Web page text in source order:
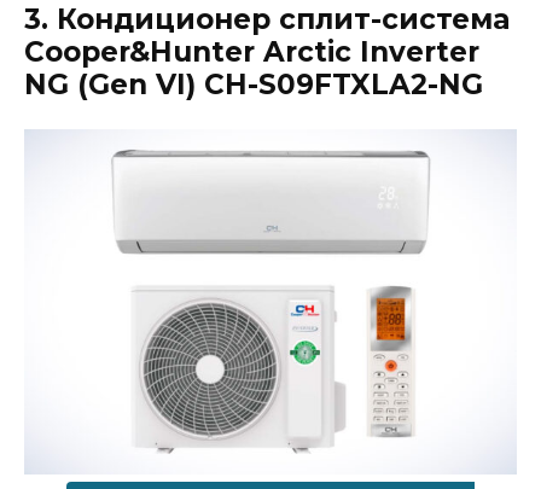
3. Кондиционер сплит-система
Cooper&Hunter Arctic Inverter
NG (Gen VI) CH-S09FTXLA2-NG